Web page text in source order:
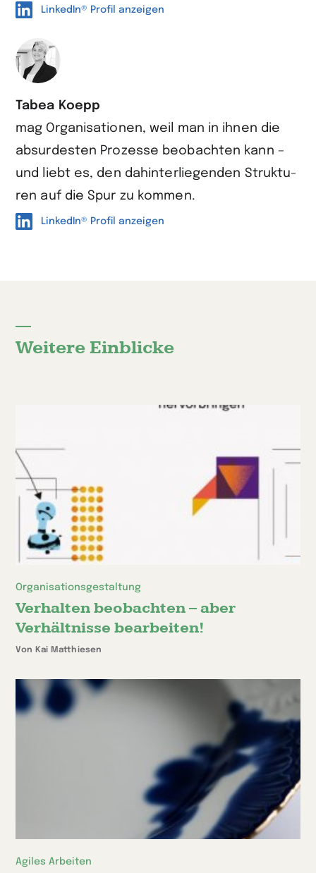
LinkedIn® Profil anzeigen
Tabea Koepp
mag Organisationen, weil man in ihnen die
absur­desten Prozesse beobach­ten kann –
und liebt es, den dahinter­liegenden Struktu­
ren auf die Spur zu kommen.
LinkedIn® Profil anzeigen
Weitere Einblicke
Organisationsgestaltung
Verhalten beobachten – aber
Verhältnisse bearbeiten!
Von Kai Matthiesen
Agiles Arbeiten